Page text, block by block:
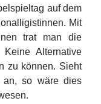
auf dem
Mit
trat man die
Alternative
zu können. Sieht
an, so wäre dies